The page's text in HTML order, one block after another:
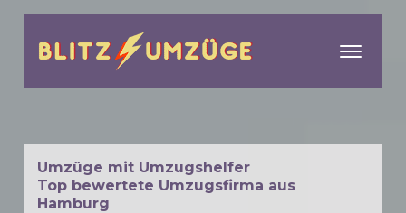
Umzüge mit Umzugshelfer
Top bewertete Umzugsfirma aus
Hamburg